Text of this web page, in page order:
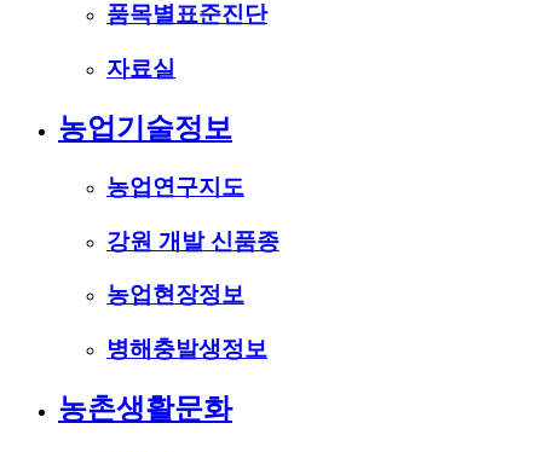
품목별표준진단
자료실
농업기술정보
농업연구지도
강원 개발 신품종
농업현장정보
병해충발생정보
농촌생활문화